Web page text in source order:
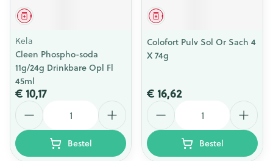
Geneesmiddel
Kela
Cleen Phospho-soda
11g/24g Drinkbare Opl Fl
45ml
€ 10,17
Bestel
Geneesmiddel
Colofort Pulv Sol Or Sach 4
X 74g
€ 16,62
Aantal
Bestel